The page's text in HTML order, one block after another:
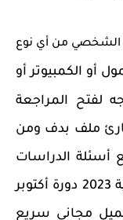
الشخصي من أي نوع
أو الكمبيوتر أو
لفتح المراجعة
ملف بدف ومن
أسئلة الدراسات
للصف الخامس من المدرسة الابتدائية 2023 دورة أكتوبر
مجاني سريع